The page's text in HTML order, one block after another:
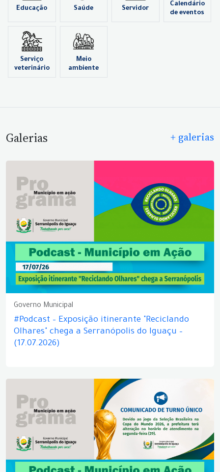
Educação Saúde Servidor
Calendário
de eventos
Serviço
veterinário
Meio
ambiente
Galerias + galerias
Governo Municipal
#Podcast – Exposição itinerante "Reciclando
Olhares" chega a Serranópolis do Iguaçu –
(17.07.2026)